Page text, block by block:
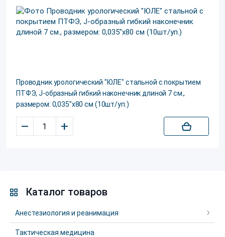
Проводник урологический "ЮЛЕ" стальной с покрытием
ПТФЭ, J-образный гибкий наконечник длиной 7 см.,
размером: 0,035"х80 см (10шт/уп.)
– +
Каталог товаров
Анестезиология и реанимация
Тактическая медицина